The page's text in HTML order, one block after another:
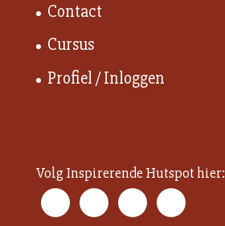
Contact
Cursus
Profiel / Inloggen
Volg Inspirerende Hutspot hier: